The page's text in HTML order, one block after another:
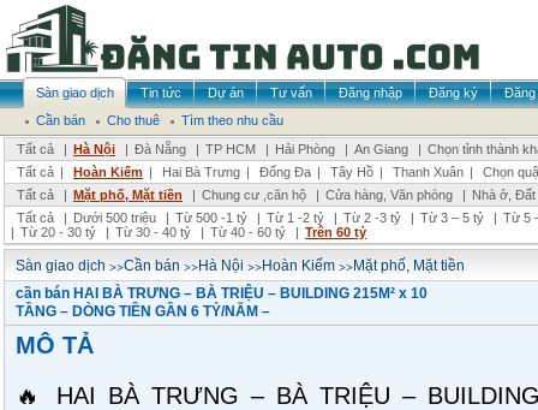
Sàn giao dịch Tin tức Dự án Tư vấn Đăng nhập Đăng ký
Đăng
Cần bán
Cho thuê
Tìm theo nhu cầu
Tất cả
| Hà Nội | Đà Nẵng | TP HCM | Hải Phòng | An Giang | Chọn tỉnh thành
Tất cả | Hoàn Kiếm | Hai Bà Trưng | Đống Đa | Tây Hồ | Thanh Xuân |
Chọn
Tất cả
| Mặt phố, Mặt tiền | Chung cư ,căn hộ | Cửa hàng, Văn phòng | Nhà ở,
Tất cả
| Dưới 500 triệu | Từ 500 -1 tỷ | Từ 1 -2 tỷ | Từ 2 -3 tỷ | Từ 3 – 5 tỷ | Từ 5
| Từ 20 - 30 tỷ | Từ 30 - 40 tỷ | Từ 40 - 60 tỷ | Trên 60 tỷ
Sàn giao dịch >>Cần bán >>Hà Nội >>Hoàn Kiếm >>Mặt phố, Mặt tiền
cần bán HAI BÀ TRƯNG – BÀ TRIỆU – BUILDING 215M² x 10
TẦNG – DÒNG TIỀN GẦN 6 TỶ/NĂM –
MÔ TẢ
🔥 HAI BÀ TRƯNG – BÀ TRIỆU –